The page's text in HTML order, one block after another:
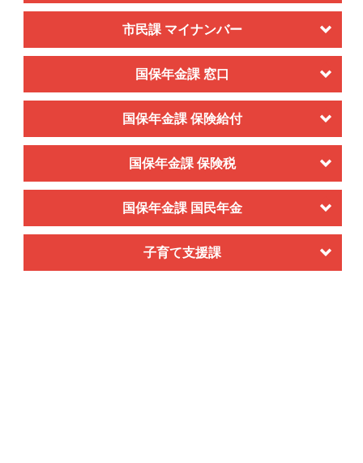
混雑予想カレンダー市民課 マイナンバー
国保年金課 窓口
国保年金課 保険給付
国保年金課 保険税
国保年金課 国民年金
子育て支援課